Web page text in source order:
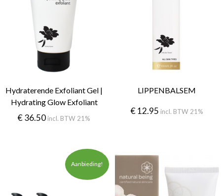
Hydraterende Exfoliant Gel |
Hydrating Glow Exfoliant
€36.50 incl. BTW 21%
LIPPENBALSEM
€12.95 incl. BTW 21%
Aanbieding!